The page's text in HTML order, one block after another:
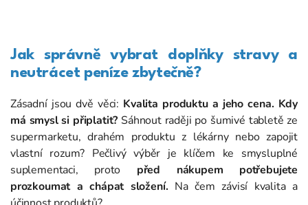
Jak správně vybrat doplňky stravy a
neutrácet peníze zbytečně?
Zásadní jsou dvě věci: Kvalita produktu a jeho cena. Kdy
má smysl si připlatit? Sáhnout raději po šumivé tabletě ze
supermarketu, drahém produktu z lékárny nebo zapojit
vlastní rozum? Pečlivý výběr je klíčem ke smysluplné
suplementaci, proto před nákupem potřebujete
prozkoumat a chápat složení. Na čem závisí kvalita a